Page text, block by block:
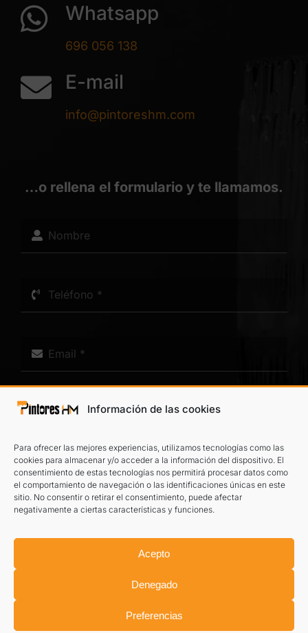
Información de las cookies
Para ofrecer las mejores experiencias, utilizamos tecnologías como las
cookies para almacenar y/o acceder a la información del dispositivo. El
consentimiento de estas tecnologías nos permitirá procesar datos como
el comportamiento de navegación o las identificaciones únicas en este
sitio. No consentir o retirar el consentimiento, puede afectar
negativamente a ciertas características y funciones.
Acepto
Denegado
Preferencias
Whatsapp
696 056 138
E-mail
info@pintoreshm.com
…o rellena el formulario y te llamamos.
He leído y acepto elaviso legaly la política de privacidad
TE LLAMAMOS